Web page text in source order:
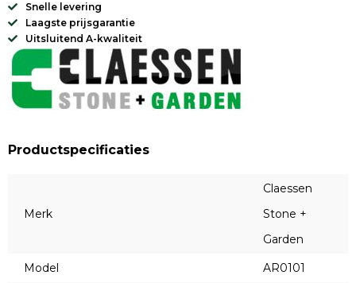
Snelle levering
Laagste prijsgarantie
Uitsluitend A-kwaliteit
Productspecificaties
Merk
Claessen
Stone +
Garden
Model
AR0101